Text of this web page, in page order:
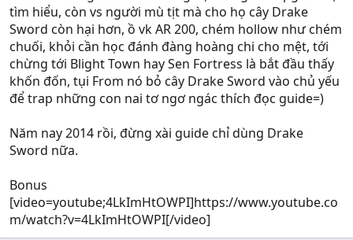
tìm hiểu, còn vs người mù tịt mà cho họ cây Drake
Sword còn hại hơn, ồ vk AR 200, chém hollow như chém
chuối, khỏi cần học đánh đàng hoàng chi cho mệt, tới
chừng tới Blight Town hay Sen Fortress là bắt đầu thấy
khốn đốn, tụi From nó bỏ cây Drake Sword vào chủ yếu
để trap những con nai tơ ngơ ngác thích đọc guide=)
Năm nay 2014 rồi, đừng xài guide chỉ dùng Drake
Sword nữa.
Bonus
[video=youtube;4LkImHtOWPI]https://www.youtube.co
m/watch?v=4LkImHtOWPI[/video]